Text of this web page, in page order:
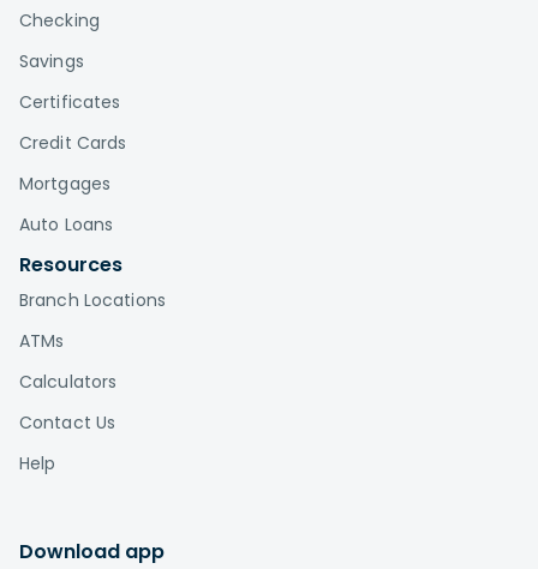
Checking
Savings
Certificates
Credit Cards
Mortgages
Auto Loans
Resources
Branch Locations
ATMs
Calculators
Contact Us
Help
Download app